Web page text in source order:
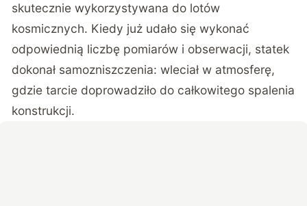
skutecznie wykorzystywana do lotów
kosmicznych. Kiedy już udało się wykonać
odpowiednią liczbę pomiarów i obserwacji, statek
dokonał samozniszczenia: wleciał w atmosferę,
gdzie tarcie doprowadziło do całkowitego spalenia
konstrukcji.